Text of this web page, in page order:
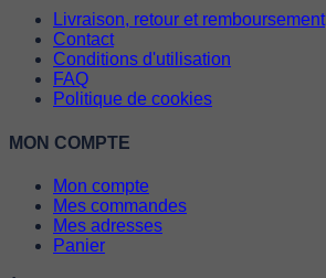
Livraison, retour et remboursement
Contact
Conditions d'utilisation
FAQ
Politique de cookies
MON COMPTE
Mon compte
Mes commandes
Mes adresses
Panier